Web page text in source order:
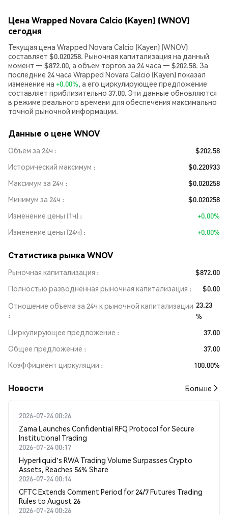
Цена Wrapped Novara Calcio (Kayen) (WNOV)
сегодня
Текущая цена Wrapped Novara Calcio (Kayen) (WNOV)
составляет $0.020258. Рыночная капитализация на данный
момент — $872.00, а объем торгов за 24 часа — $202.58. За
последние 24 часа Wrapped Novara Calcio (Kayen) показал
изменение на +0.00%, а его циркулирующее предложение
составляет приблизительно 37.00. Эти данные обновляются
в режиме реального времени для обеспечения максимально
точной рыночной информации.
Данные о цене WNOV
Объем за 24ч
$202.58
Исторический максимум
$0.220933
Максимум за 24ч
$0.020258
Минимум за 24ч
$0.020258
Изменение цены (1ч)
+0.00%
Изменение цены (24ч)
+0.00%
Статистика рынка WNOV
Рыночная капитализация
$872.00
Полностью разводнённая рыночная капитализация
$0.00
Отношение объема за 24ч к рыночной капитализации 23.23
%
Циркулирующее предложение
37.00
Общее предложение
37.00
Коэффициент циркуляции
100.00%
Новости Больше
2026-07-24 00:26
Zama Launches Confidential RFQ Protocol for Secure
Institutional Trading
2026-07-24 00:17
Hyperliquid's RWA Trading Volume Surpasses Crypto
Assets, Reaches 54% Share
2026-07-24 00:14
CFTC Extends Comment Period for 24/7 Futures Trading
Rules to August 26
2026-07-24 00:26